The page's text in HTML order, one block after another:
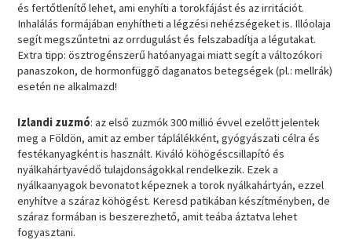
és fertőtlenítő lehet, ami enyhíti a torokfájást és az irritációt.
Inhalálás formájában enyhítheti a légzési nehézségeket is. Illóolaja
segít megszűntetni az orrdugulást és felszabadítja a légutakat.
Extra tipp: ösztrogénszerű hatóanyagai miatt segít a változókori
panaszokon, de hormonfüggő daganatos betegségek (pl.: mellrák)
esetén ne alkalmazd!
Izlandi zuzmó: az első zuzmók 300 millió évvel ezelőtt jelentek
meg a Földön, amit az ember táplálékként, gyógyászati célra és
festékanyagként is használt. Kiváló köhögéscsillapító és
nyálkahártyavédő tulajdonságokkal rendelkezik. Ezek a
nyálkaanyagok bevonatot képeznek a torok nyálkahártyán, ezzel
enyhítve a száraz köhögést. Keresd patikában készítményben, de
száraz formában is beszerezhető, amit teába áztatva lehet
fogyasztani.